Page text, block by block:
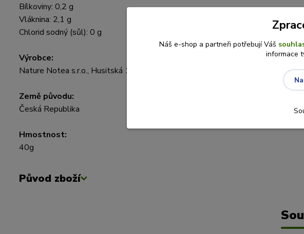
Bílkoviny: 0,2 g
Vláknina: 2,1 g
Chlorid sodný (sůl): 0 g
Výrobce:
Nature Notea s.r.o., Husitská 107/3, Praha – Žižkov 130 00
Země původu:
Česká Republika
Hmostnost:
40g
Původ zboží
Náš e-shop a partneři potřebují Váš
informace